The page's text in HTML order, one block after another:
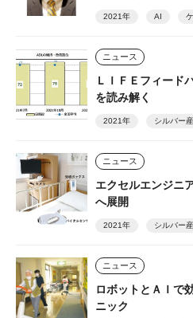
2021年 AI
ニュース
ＬＩＦＥフィー
を読み解く
2021年 シルバー
ニュース
エクセルエンジニ
へ展開
2021年 シルバー
ニュース
ロボットとＡＩで
ニック